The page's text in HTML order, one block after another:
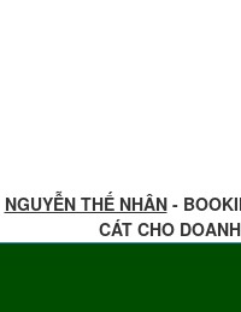
NGUYỄN THẾ NHÂN-
CÁT CHO